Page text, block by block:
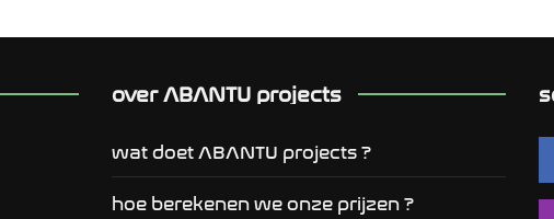
over ABANTU projects
wat doet ABANTU projects ?
hoe berekenen we onze prijzen ?